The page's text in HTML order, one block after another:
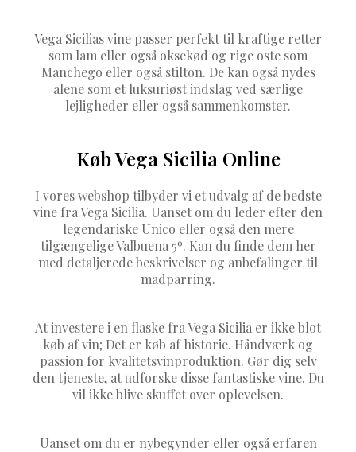
Vega Sicilias vine passer perfekt til kraftige retter
som lam eller også oksekød og rige oste som
Manchego eller også stilton. De kan også nydes
alene som et luksuriøst indslag ved særlige
lejligheder eller også sammenkomster.
Køb Vega Sicilia Online
I vores webshop tilbyder vi et udvalg af de bedste
vine fra Vega Sicilia. Uanset om du leder efter den
legendariske Unico eller også den mere
tilgængelige Valbuena 5º. Kan du finde dem her
med detaljerede beskrivelser og anbefalinger til
madparring.
At investere i en flaske fra Vega Sicilia er ikke blot
køb af vin; Det er køb af historie. Håndværk og
passion for kvalitetsvinproduktion. Gør dig selv
den tjeneste, at udforske disse fantastiske vine. Du
vil ikke blive skuffet over oplevelsen.
Uanset om du er nybegynder eller også erfaren